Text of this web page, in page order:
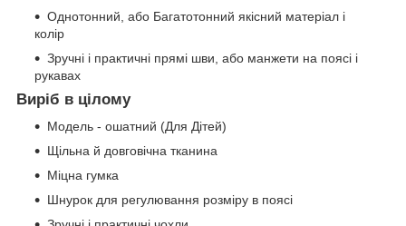
Однотонний, або Багатотонний якісний матеріал і
колір
Зручні і практичні прямі шви, або манжети на поясі і
рукавах
Виріб в цілому
Модель - ошатний (Для Дітей)
Щільна й довговічна тканина
Міцна гумка
Шнурок для регулювання розміру в поясі